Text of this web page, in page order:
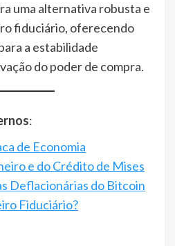
uma alternativa robusta e
fiduciário, oferecendo
a estabilidade
do poder de compra.
:
de Economia
e do Crédito de Mises
Deflacionárias do Bitcoin
Fiduciário?